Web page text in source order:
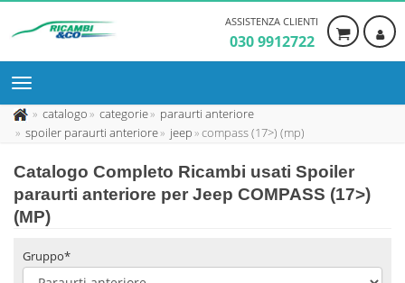
ASSISTENZA CLIENTI
030 9912722
catalogo categorie
paraurti anteriore
spoiler paraurti anteriore
jeep compass (17>) (mp)
Catalogo Completo Ricambi usati Spoiler
paraurti anteriore per Jeep COMPASS (17>)
(MP)
Gruppo*